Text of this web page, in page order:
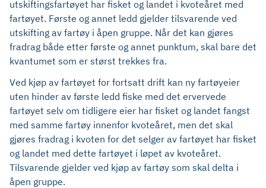
utskiftingsfartøyet har fisket og landet i kvoteåret med
fartøyet. Første og annet ledd gjelder tilsvarende ved
utskifting av fartøy i åpen gruppe. Når det kan gjøres
fradrag både etter første og annet punktum, skal bare det
kvantumet som er størst trekkes fra.
Ved kjøp av fartøyet for fortsatt drift kan ny fartøyeier
uten hinder av første ledd fiske med det ervervede
fartøyet selv om tidligere eier har fisket og landet fangst
med samme fartøy innenfor kvoteåret, men det skal
gjøres fradrag i kvoten for det selger av fartøyet har fisket
og landet med dette fartøyet i løpet av kvoteåret.
Tilsvarende gjelder ved kjøp av fartøy som skal delta i
åpen gruppe.